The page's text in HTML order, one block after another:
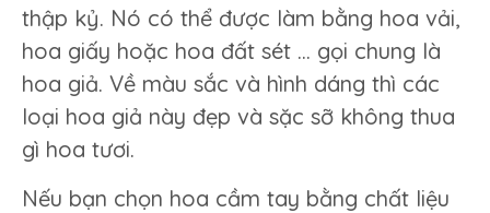
thập kỷ. Nó có thể được làm bằng hoa vải,
hoa giấy hoặc hoa đất sét … gọi chung là
hoa giả. Về màu sắc và hình dáng thì các
loại hoa giả này đẹp và sặc sỡ không thua
gì hoa tươi.
Nếu bạn chọn hoa cầm tay bằng chất liệu